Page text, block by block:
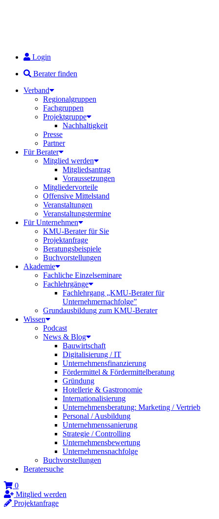
Login
Berater finden
Verband
Regionalgruppen
Fachgruppen
Projektgruppe
Nachhaltigkeit
Presse
Partner
Für Berater
Mitglied werden
Mitgliedsantrag
Voraussetzungen
Mitgliedervorteile
Offensive Mittelstand
Veranstaltungen
Veranstaltungstermine
Für Unternehmen
KMU-Berater für Sie
Projektanfrage
Beratungsbeispiele
Buchvorstellungen
Akademie
Fachliche Einzelseminare
Fachlehrgänge
Fachlehrgang „KMU-Berater für
Unternehmernachfolge”
Grundausbildung zum KMU-Berater
Wissen
Podcast
News & Blog
Bauwirtschaft
Digitalisierung / IT
Unternehmensfinanzierung
Fördermittel & Fördermittelberatung
Gründung
Hotellerie & Gastronomie
Internationalisierung
Unternehmensberatung: Marketing / Vertrieb
Personal / Ausbildung
Unternehmenssanierung
Strategie / Controlling
Unternehmensbewertung
Unternehmensnachfolge
Buchvorstellungen
Beratersuche
0
Mitglied werden
Projektanfrage